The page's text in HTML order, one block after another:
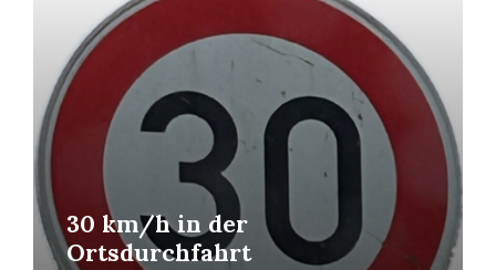
30 km/h in der
Ortsdurchfahrt